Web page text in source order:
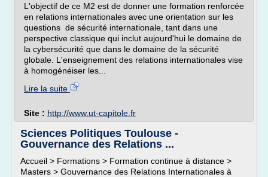
L'objectif de ce M2 est de donner une formation renforcée
en relations internationales avec une orientation sur les
questions de sécurité internationale, tant dans une
perspective classique qui inclut aujourd'hui le domaine de
la cybersécurité que dans le domaine de la sécurité
globale. L'enseignement des relations internationales vise
à homogénéiser les...
Lire la suite
Site : http://www.ut-capitole.fr
Sciences Politiques Toulouse -
Gouvernance des Relations ...
Accueil > Formations > Formation continue à distance >
Masters > Gouvernance des Relations Internationales à